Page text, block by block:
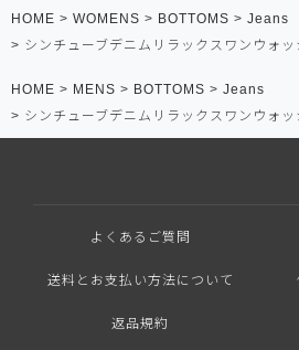
HOME WOMENS BOTTOMS
Jeans
シンチューブデニムリラックスワンウォッ
HOME MENS BOTTOMS
Jeans
シンチューブデニムリラックスワンウォッ
よくあるご質問
送料とお支払い方法について
返品規約